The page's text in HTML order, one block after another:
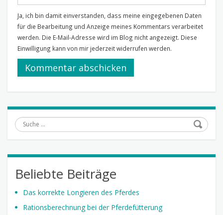
Ja, ich bin damit einverstanden, dass meine eingegebenen Daten
für die Bearbeitung und Anzeige meines Kommentars verarbeitet
werden. Die E-Mail-Adresse wird im Blog nicht angezeigt. Diese
Einwilligung kann von mir jederzeit widerrufen werden.
Suche
Beliebte Beiträge
Das korrekte Longieren des Pferdes
Rationsberechnung bei der Pferdefütterung